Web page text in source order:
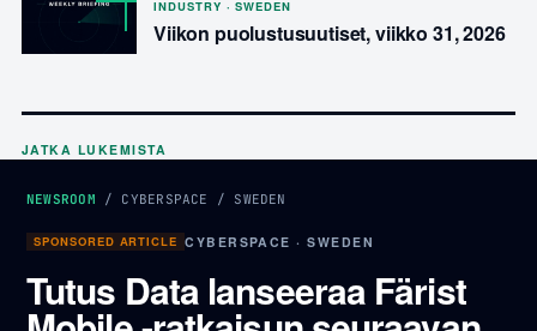
INDUSTRY · SWEDEN
Viikon puolustusuutiset, viikko 31, 2026
JATKA LUKEMISTA
NEWSROOM / CYBERSPACE / SWEDEN
SPONSORED ARTICLE CYBERSPACE · SWEDEN
Tutus Data lanseeraa Färist